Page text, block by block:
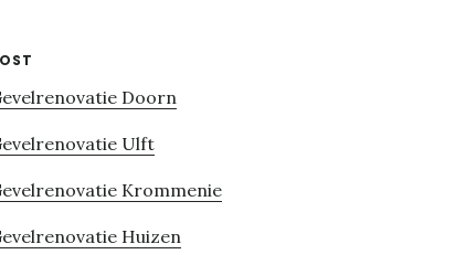
Doorn
Ulft
Krommenie
Huizen